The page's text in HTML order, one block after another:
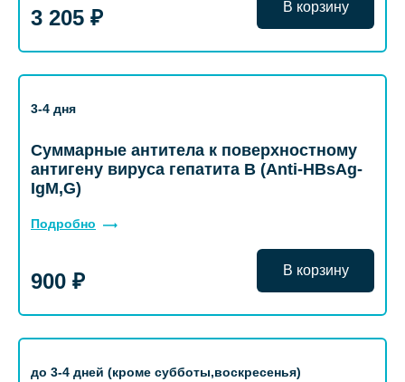
3 205 ₽ В корзину
3-4 дня
Суммарные антитела к поверхностному
антигену вируса гепатита B (Anti-HBsAg-
IgM,G)
Подробно
900 ₽ В корзину
до 3-4 дней (кроме субботы,воскресенья)